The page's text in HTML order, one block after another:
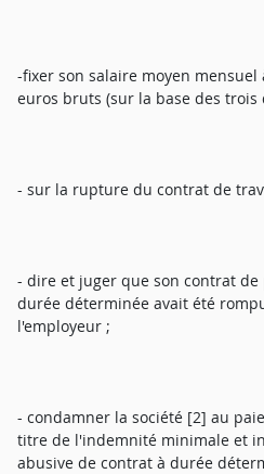
-fixer son salaire moyen mensuel
euros bruts (sur la base des trois
- sur la rupture du contrat de
- dire et juger que son contrat
durée déterminée avait été
l'employeur ;
- condamner la société [2] au
titre de l'indemnité minimale et
abusive de contrat à durée